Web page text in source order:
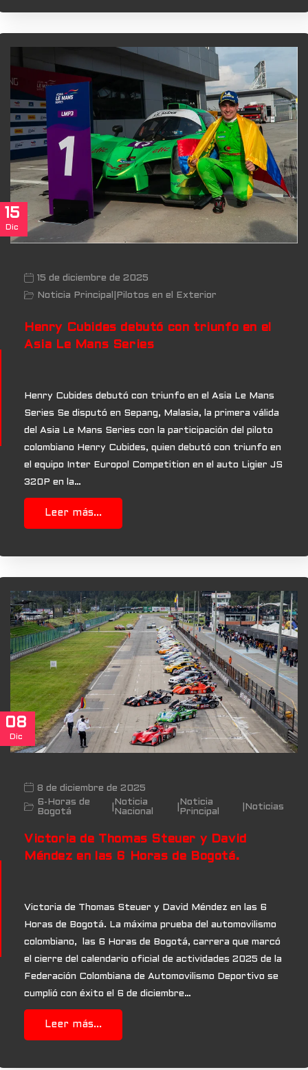
15
Dic
15 de diciembre de 2025
Noticia Principal
Pilotos en el Exterior
Henry Cubides debutó con triunfo en el
Asia Le Mans Series
Henry Cubides debutó con triunfo en el Asia Le Mans
Series Se disputó en Sepang, Malasia, la primera válida
del Asia Le Mans Series con la participación del piloto
colombiano Henry Cubides, quien debutó con triunfo en
el equipo Inter Europol Competition en el auto Ligier JS
320P en la…
Leer más...
08
Dic
8 de diciembre de 2025
6-Horas de
Bogotá
Noticia
Nacional
Noticia
Principal
Noticias
Victoria de Thomas Steuer y David
Méndez en las 6 Horas de Bogotá.
Victoria de Thomas Steuer y David Méndez en las 6
Horas de Bogotá. La máxima prueba del automovilismo
colombiano, las 6 Horas de Bogotá, carrera que marcó
el cierre del calendario oficial de actividades 2025 de la
Federación Colombiana de Automovilismo Deportivo se
cumplió con éxito el 6 de diciembre…
Leer más...